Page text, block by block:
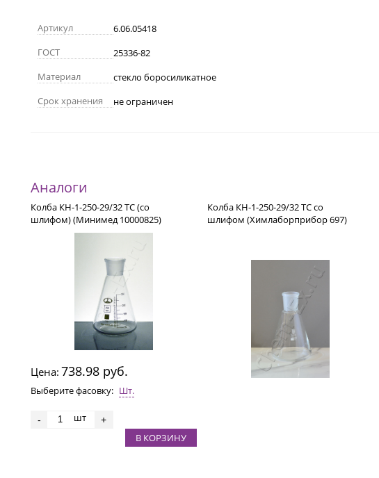
Артикул
6.06.05418
ГОСТ
25336-82
Материал
стекло боросиликатное
Срок хранения
не ограничен
Аналоги
Колба КН-1-250-29/32 ТС (со
шлифом) (Минимед 10000825)
Цена: 738.98 руб.
Выберите фасовку: Шт.
- шт +
В КОРЗИНУ
Колба КН-1-250-29/32 ТС со
шлифом (Химлаборприбор 697)